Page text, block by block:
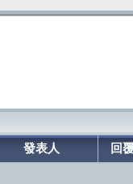
發表人 回